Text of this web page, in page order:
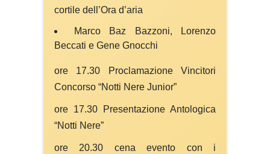
cortile dell’Ora d’aria
Marco Baz Bazzoni, Lorenzo
Beccati e Gene Gnocchi
ore 17.30 Proclamazione Vincitori
Concorso “Notti Nere Junior”
ore 17.30 Presentazione Antologica
“Notti Nere”
ore 20.30 cena evento con i